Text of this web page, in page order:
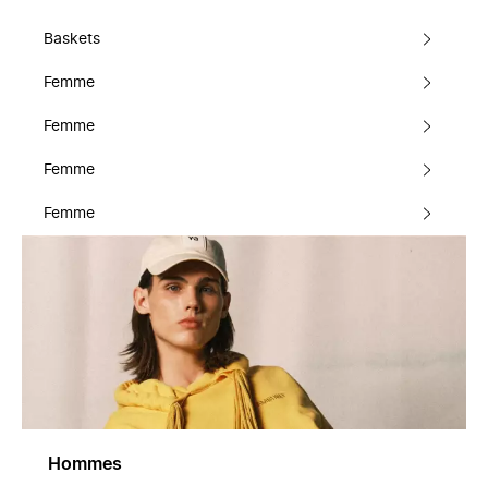
Baskets
Femme
Femme
Femme
Femme
Hommes